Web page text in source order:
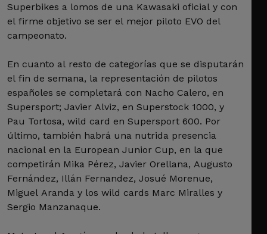
Superbikes a lomos de una Kawasaki oficial y con
el firme objetivo se ser el mejor piloto EVO del
campeonato.
En cuanto al resto de categorías que se disputarán
el fin de semana, la representación de pilotos
españoles se completará con Nacho Calero, en
Supersport; Javier Alviz, en Superstock 1000, y
Pau Tortosa, wild card en Supersport 600. Por
último, también habrá una nutrida presencia
nacional en la European Junior Cup, en la que
competirán Mika Pérez, Javier Orellana, Augusto
Fernández, Illán Fernandez, Josué Morenue,
Miguel Aranda y los wild cards Marc Miralles y
Sergio Manzanaque.